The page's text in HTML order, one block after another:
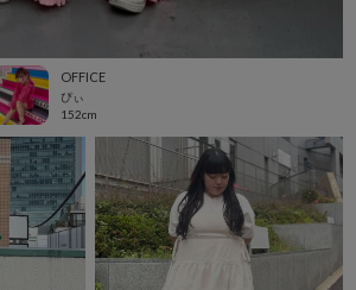
OFFICE
ぴぃ
152cm